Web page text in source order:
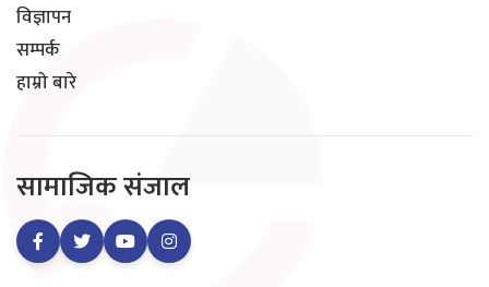
विज्ञापन
सम्पर्क
हाम्रो बारे
सामाजिक संजाल